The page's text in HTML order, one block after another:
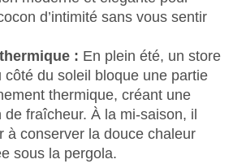
d’intimité sans vous sentir
: En plein été, un store
côté du soleil bloque une partie
thermique, créant une
de fraîcheur. À la mi-saison, il
à conserver la douce chaleur
sous la pergola.